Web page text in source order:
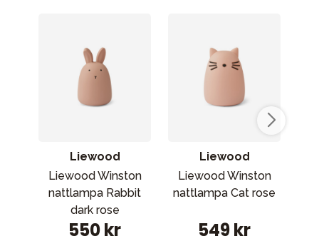
Liewood
Liewood Winston
nattlampa Rabbit
dark rose
550 kr
Liewood
Liewood Winston
nattlampa Cat rose
549 kr